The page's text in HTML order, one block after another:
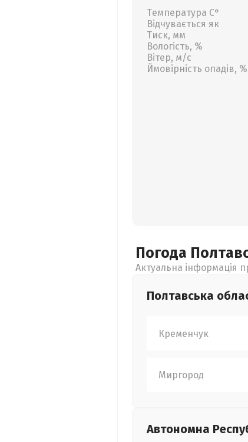
Температура С°
Відчувається як
Тиск, мм
Вологість, %
Вітер, м/с
Ймовірність опадів, %
Погода
Актуальна інформація
Полтавська
Кременчук
Миргород
Автономна